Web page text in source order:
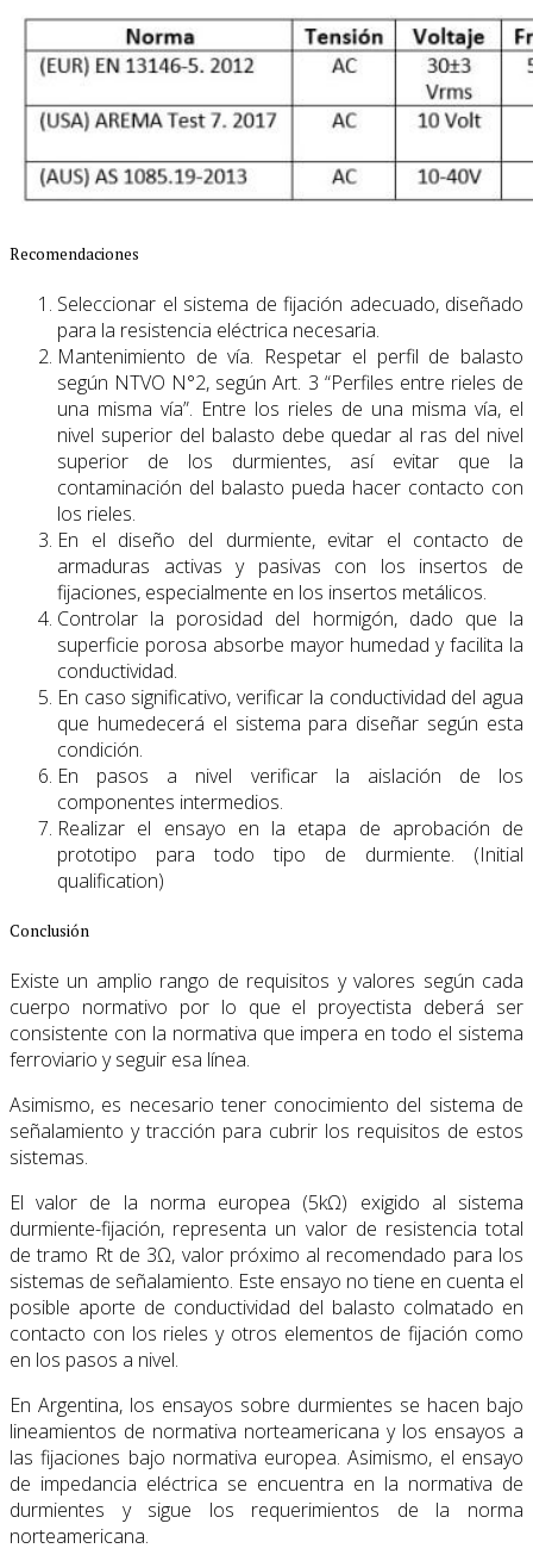
Recomendaciones
Seleccionar el sistema de fijación adecuado, diseñado
para la resistencia eléctrica necesaria.
Mantenimiento de vía. Respetar el perfil de balasto
según NTVO N°2, según Art. 3 “Perfiles entre rieles de
una misma vía”. Entre los rieles de una misma vía, el
nivel superior del balasto debe quedar al ras del nivel
superior de los durmientes, así evitar que la
contaminación del balasto pueda hacer contacto con
los rieles.
En el diseño del durmiente, evitar el contacto de
armaduras activas y pasivas con los insertos de
fijaciones, especialmente en los insertos metálicos.
Controlar la porosidad del hormigón, dado que la
superficie porosa absorbe mayor humedad y facilita la
conductividad.
En caso significativo, verificar la conductividad del agua
que humedecerá el sistema para diseñar según esta
condición.
En pasos a nivel verificar la aislación de los
componentes intermedios.
Realizar el ensayo en la etapa de aprobación de
prototipo para todo tipo de durmiente. (Initial
qualification)
Conclusión
Existe un amplio rango de requisitos y valores según cada
cuerpo normativo por lo que el proyectista deberá ser
consistente con la normativa que impera en todo el sistema
ferroviario y seguir esa línea.
Asimismo, es necesario tener conocimiento del sistema de
señalamiento y tracción para cubrir los requisitos de estos
sistemas.
El valor de la norma europea (5kΩ) exigido al sistema
durmiente-fijación, representa un valor de resistencia total
de tramo Rt de 3Ω, valor próximo al recomendado para los
sistemas de señalamiento. Este ensayo no tiene en cuenta el
posible aporte de conductividad del balasto colmatado en
contacto con los rieles y otros elementos de fijación como
en los pasos a nivel.
En Argentina, los ensayos sobre durmientes se hacen bajo
lineamientos de normativa norteamericana y los ensayos a
las fijaciones bajo normativa europea. Asimismo, el ensayo
de impedancia eléctrica se encuentra en la normativa de
durmientes y sigue los requerimientos de la norma
norteamericana.